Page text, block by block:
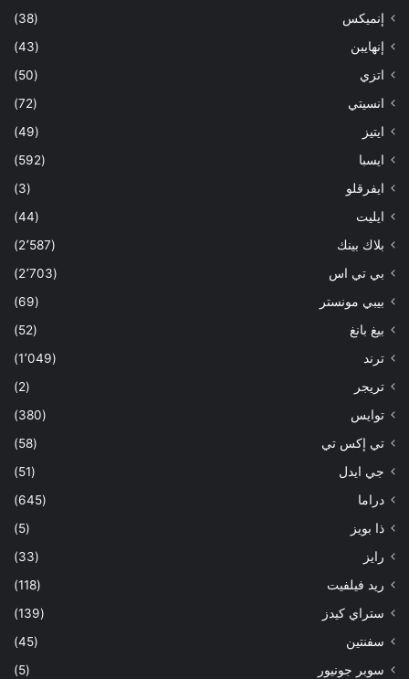
إنميكس
(38)
إنهايبن
(43)
اتزي
(50)
انسيتي
(72)
ايتيز
(49)
ايسبا
(592)
ايفرقلو
(3)
ايليت
(44)
بلاك بينك
(2٬587)
بي تي اس
(2٬703)
بيبي مونستر
(69)
بيغ بانغ
(52)
ترند
(1٬049)
تريجر
(2)
توايس
(380)
تي إكس تي
(58)
جي ايدل
(51)
دراما
(645)
ذا بويز
(5)
رايز
(33)
ريد فيلفيت
(118)
ستراي كيدز
(139)
سفنتين
(45)
سوبر جونيور
(5)